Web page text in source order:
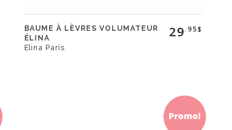
BAUME À LÈVRES VOLUMATEUR
ÉLINA
Elina Paris
29.95$